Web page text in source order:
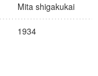
Mita shigakukai
1934